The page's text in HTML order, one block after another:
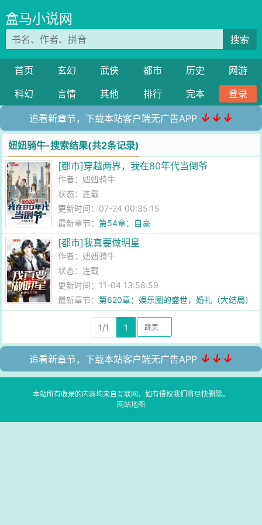
盒马小说网
搜索
首页 玄幻 武侠 都市 历史
网游
科幻
言情 其他 排行 完本 登录
追看新章节，下载本站客户端无广告APP ↓↓↓
妞妞骑牛-搜索结果(共2条记录)
[都市]穿越两界，我在80年代当倒爷
作者：妞妞骑牛
状态：连载
更新时间：07-24 00:35:15
最新章节：第54章：自豪
[都市]我真要做明星
作者：妞妞骑牛
状态：连载
更新时间：11-04 13:58:59
最新章节：第620章：娱乐圈的盛世，婚礼（大结局）
1/1 1
追看新章节，下载本站客户端无广告APP ↓↓↓
本站所有收录的内容均来自互联网，如有侵权我们将尽快删除。
网站地图